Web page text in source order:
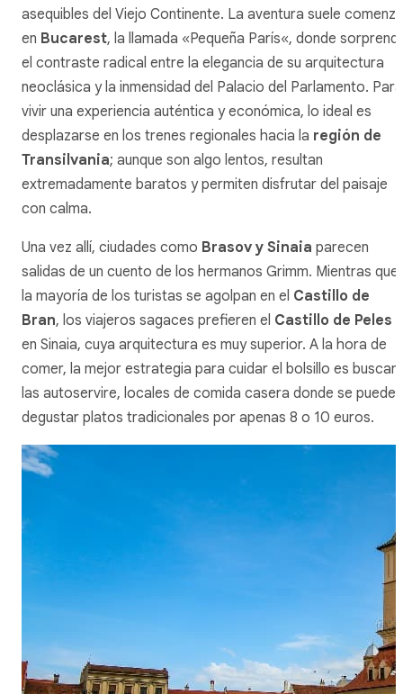
asequibles del Viejo Continente. La aventura suele
en Bucarest, la llamada «Pequeña París«, donde
el contraste radical entre la elegancia de su arquitectura
neoclásica y la inmensidad del Palacio del Parlamento. Para
vivir una experiencia auténtica y económica, lo ideal es
desplazarse en los trenes regionales hacia la región de
Transilvania; aunque son algo lentos, resultan
extremadamente baratos y permiten disfrutar del paisaje
con calma.
Una vez allí, ciudades como Brasov y Sinaia parecen
salidas de un cuento de los hermanos Grimm. Mientras que
la mayoría de los turistas se agolpan en el Castillo de
Bran, los viajeros sagaces prefieren el Castillo de Peles
en Sinaia, cuya arquitectura es muy superior. A la hora de
comer, la mejor estrategia para cuidar el bolsillo es buscar
las autoservire, locales de comida casera donde se pueden
degustar platos tradicionales por apenas 8 o 10 euros.